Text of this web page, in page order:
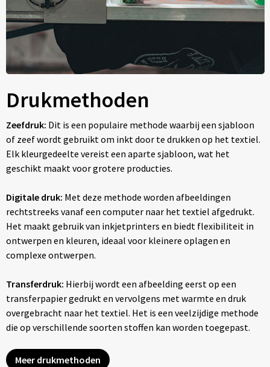
Drukmethoden
Zeefdruk: Dit is een populaire methode waarbij een sjabloon
of zeef wordt gebruikt om inkt door te drukken op het textiel.
Elk kleurgedeelte vereist een aparte sjabloon, wat het
geschikt maakt voor grotere producties.
Digitale druk: Met deze methode worden afbeeldingen
rechtstreeks vanaf een computer naar het textiel afgedrukt.
Het maakt gebruik van inkjetprinters en biedt flexibiliteit in
ontwerpen en kleuren, ideaal voor kleinere oplagen en
complexe ontwerpen.
Transferdruk: Hierbij wordt een afbeelding eerst op een
transferpapier gedrukt en vervolgens met warmte en druk
overgebracht naar het textiel. Het is een veelzijdige methode
die op verschillende soorten stoffen kan worden toegepast.
Meer drukmethoden